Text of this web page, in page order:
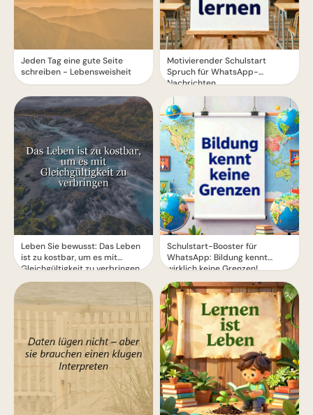
Jeden Tag eine gute Seite
schreiben - Lebensweisheit
Leben Sie bewusst: Das Leben
ist zu kostbar, um es mit
Gleichgültigkeit zu verbringen
Motivierender Schulstart
Spruch für WhatsApp-
Nachrichten
Schulstart-Booster für
WhatsApp: Bildung kennt
wirklich keine Grenzen!